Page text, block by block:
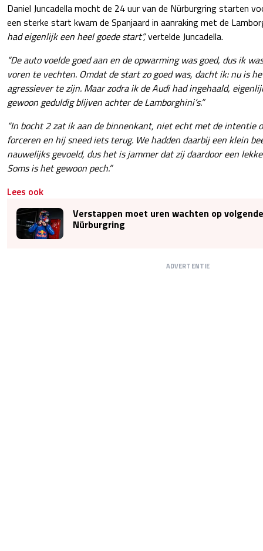
Daniel Juncadella mocht de 24 uur van de Nürburgring starten
een sterke start kwam de Spanjaard in aanraking met de
had eigenlijk een heel goede start”,vertelde Juncadella.
“De auto voelde goed aan en de opwarming was goed, dus ik
voren te vechten. Omdat de start zo goed was, dacht ik: nu is
agressiever te zijn. Maar zodra ik de Audi had ingehaald,
gewoon geduldig blijven achter de Lamborghini’s.”
“In bocht 2 zat ik aan de binnenkant, niet echt met de intentie
forceren en hij sneed iets terug. We hadden daarbij een klein
nauwelijks gevoeld, dus het is jammer dat zij daardoor een
Soms is het gewoon pech.”
Lees ook
Verstappen moet uren wachten op
Nürburgring
ADVERTENTIE